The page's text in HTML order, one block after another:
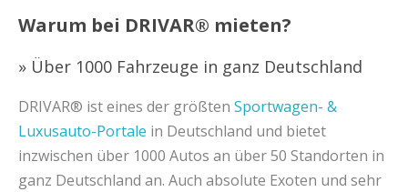
Warum bei DRIVAR® mieten?
» Über 1000 Fahrzeuge in ganz Deutschland
DRIVAR® ist eines der größten Sportwagen- &
Luxusauto-Portale in Deutschland und bietet
inzwischen über 1000 Autos an über 50 Standorten in
ganz Deutschland an. Auch absolute Exoten und sehr